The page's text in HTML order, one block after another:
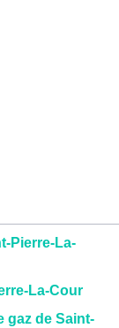
Pierre-La-
La-Cour
gaz de Saint-